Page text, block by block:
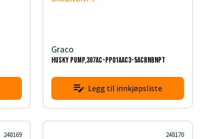
Graco
HUSKY PUMP,307AC-PP01AAC3-5ACBNBNPT
Legg til innkjøpsliste
248169 248170